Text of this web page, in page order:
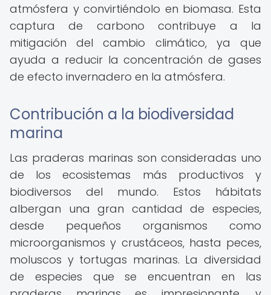
atmósfera y convirtiéndolo en biomasa. Esta
captura de carbono contribuye a la
mitigación del cambio climático, ya que
ayuda a reducir la concentración de gases
de efecto invernadero en la atmósfera.
Contribución a la biodiversidad
marina
Las praderas marinas son consideradas uno
de los ecosistemas más productivos y
biodiversos del mundo. Estos hábitats
albergan una gran cantidad de especies,
desde pequeños organismos como
microorganismos y crustáceos, hasta peces,
moluscos y tortugas marinas. La diversidad
de especies que se encuentran en las